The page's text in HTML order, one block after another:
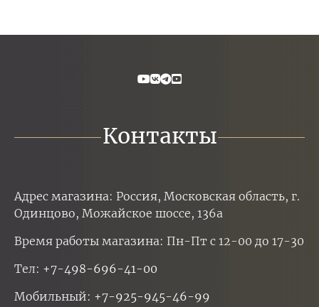
Контакты
Адрес магазина: Россия, Московская область, г.
Одинцово, Можайское шоссе, 136а
Время работы магазина: Пн-Пт с 12-00 до 17-30
Тел: +7-498-696-41-00
Мобильный: +7-925-945-46-99